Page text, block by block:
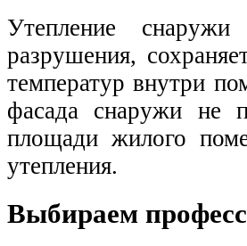
Утепление
разрушения,
температур внутри
фасада снаружи не
площади жилого
утепления.
Выбираем